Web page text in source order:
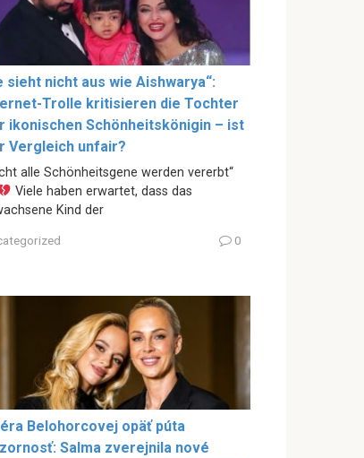
sieht nicht aus wie Aishwarya“:
Trolle kritisieren die Tochter
ikonischen Schönheitskönigin – ist
Vergleich unfair?
alle Schönheitsgene werden vererbt“
Viele haben erwartet, dass das
Kind der
0
Belohorcovej opäť púta
Salma zverejnila nové